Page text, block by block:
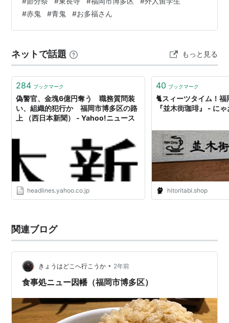
方へ・・ 手前のオジサンは某国会議員さん 住吉神社でも
豆を撒いていました。 国会議員も人気商売・・ 豆まきの
はしごでアピール！ 豆まきが終わると 鬼とお多福さんが
様です 本日も南部鉄器マンのブログに お越し頂きありが
とう…
#赤鬼 #青鬼 #お多福さん
ネットで話題 もっと見る
284 ブックマーク
偽警官、金塊6億円奪う 職務質問装
い、組織的犯行か 福岡市博多区の路
上 （西日本新聞） - Yahoo!ニュース
headlines.yahoo.co.jp
40 ブックマーク
🐈スィーツタイム！
『並木街珈琲』 - に
hitoritabi.shop
関連ブログ
きょうはどこへ行こうか • 2年前
食事処ニュー因幡（福岡市博多区）